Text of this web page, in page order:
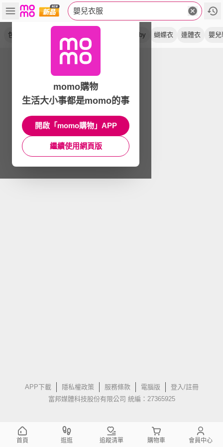
嬰兒衣服
包屁衣 baby 蝴蝶衣 連體衣 嬰兒
APP下載 隱私權政策 服務條款 電腦版
登入/註冊
富邦媒體科技股份有限公司 統編：27365925
momo購物
生活大小事都是momo的事
開啟「momo購物」APP
繼續使用網頁版
首頁 逛逛 追蹤清單 購物車 會員中心